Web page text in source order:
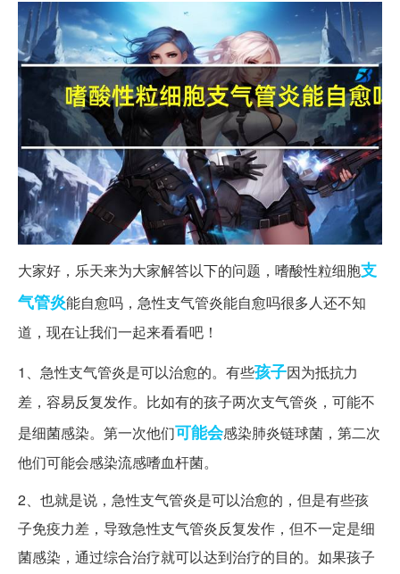
大家好，乐天来为大家解答以下的问题，嗜酸性粒细胞支
气管炎能自愈吗，急性支气管炎能自愈吗很多人还不知
道，现在让我们一起来看看吧！
1、急性支气管炎是可以治愈的。有些孩子因为抵抗力
差，容易反复发作。比如有的孩子两次支气管炎，可能不
是细菌感染。第一次他们可能会感染肺炎链球菌，第二次
他们可能会感染流感嗜血杆菌。
2、也就是说，急性支气管炎是可以治愈的，但是有些孩
子免疫力差，导致急性支气管炎反复发作，但不一定是细
菌感染，通过综合治疗就可以达到治疗的目的。如果孩子